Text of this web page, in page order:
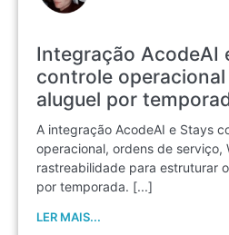
Integração AcodeAI
controle operacional
aluguel por
A integração AcodeAI e Stays
operacional, ordens de serviço,
rastreabilidade para estruturar
por temporada. [...]
LER MAIS...